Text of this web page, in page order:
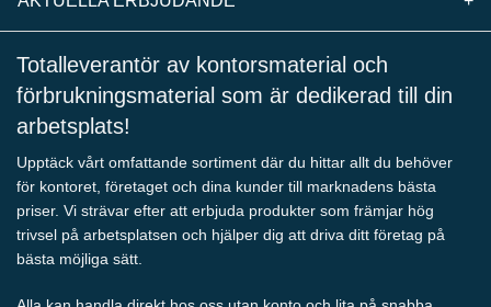
Totalleverantör av kontorsmaterial och
förbrukningsmaterial som är dedikerad till din
arbetsplats!
Upptäck vårt omfattande sortiment där du hittar allt du behöver
för kontoret, företaget och dina kunder till marknadens bästa
priser. Vi strävar efter att erbjuda produkter som främjar hög
trivsel på arbetsplatsen och hjälper dig att driva ditt företag på
bästa möjliga sätt.